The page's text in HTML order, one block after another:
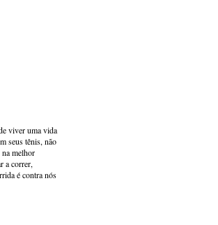
viver uma vida
seus tênis, não
melhor
a correr,
é contra nós